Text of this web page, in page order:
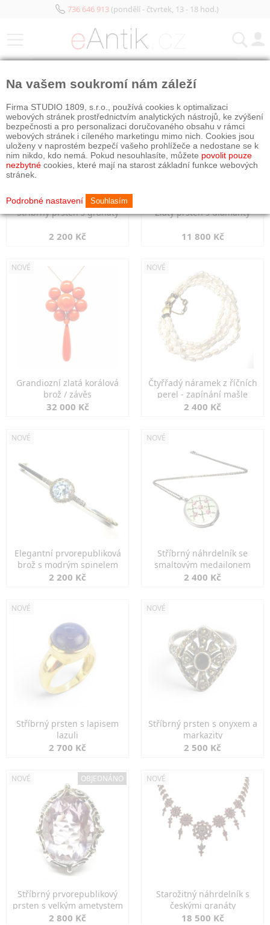
736 646 913(pondělí - čtvrtek, 13 - 18 hod.)
Stříbrný prsten s granáty
2 200 Kč
Zlatý prsten s diamanty
11 800 Kč
NOVÉ
Grandiozní zlatá korálová
brož / závěs
32 000 Kč
NOVÉ
Čtyřřadý náramek z říčních
perel - zapínání mašle
2 400 Kč
NOVÉ
Elegantní prvorepubliková
brož s modrým spinelem
2 200 Kč
NOVÉ
Stříbrný náhrdelník se
smaltovým medailonem
2 400 Kč
NOVÉ
Stříbrný prsten s lapisem
lazuli
2 700 Kč
NOVÉ
Stříbrný prsten s onyxem a
markazity
2 500 Kč
NOVÉ OBJEDNÁNO
Stříbrný prvorepublikový
prsten s velkým ametystem
2 800 Kč
NOVÉ
Starožitný náhrdelník s
českými granáty
18 500 Kč
Na vašem soukromí nám záleží
Firma STUDIO 1809, s.r.o., používá cookies k optimalizaci
webových stránek prostřednictvím analytických nástrojů, ke zvýšení
bezpečnosti a pro personalizaci doručovaného obsahu v rámci
webových stránek i cíleného marketingu mimo nich. Cookies jsou
uloženy v naprostém bezpečí vašeho prohlížeče a nedostane se k
nim nikdo, kdo nemá. Pokud nesouhlasíte, můžete povolit pouze
nezbytné cookies, které mají na starost základní funkce webových
stránek.
Podrobné nastavení Souhlasím